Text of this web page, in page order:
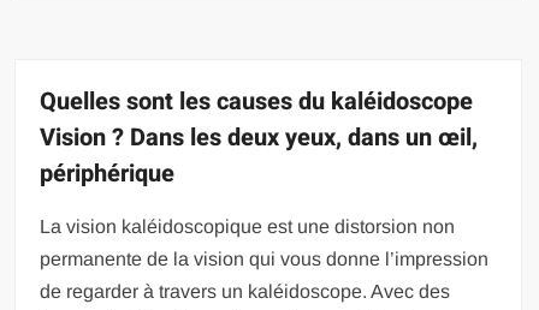
Quelles sont les causes du kaléidoscope
Vision ? Dans les deux yeux, dans un œil,
périphérique
La vision kaléidoscopique est une distorsion non
permanente de la vision qui vous donne l’impression
de regarder à travers un kaléidoscope. Avec des